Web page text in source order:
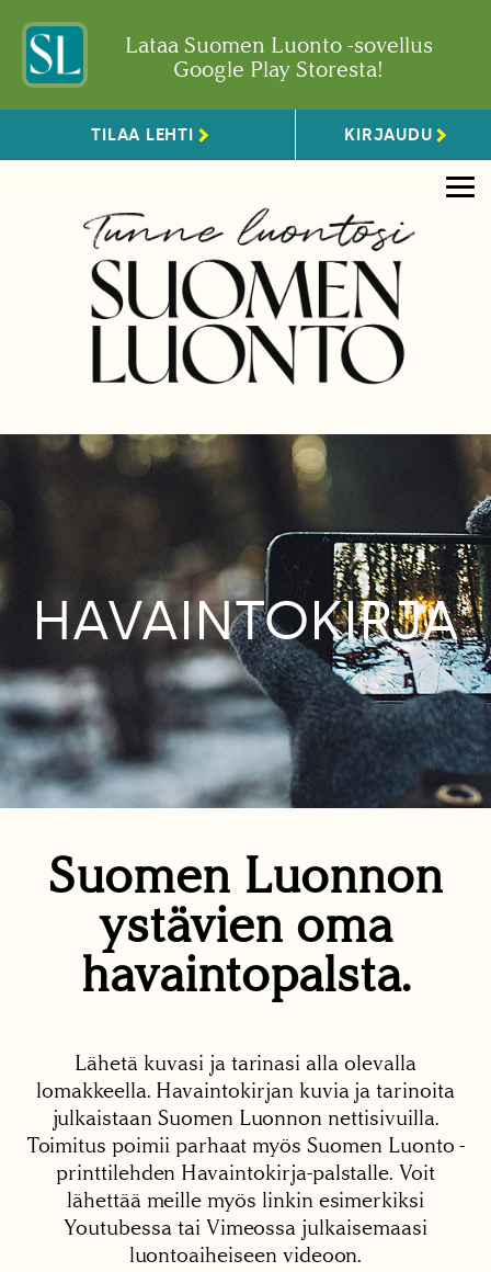
Lataa Suomen Luonto -sovellus
Google Play Storesta!
TILAA LEHTI KIRJAUDU
HAVAINTOKIRJA
Suomen Luonnon
ystävien oma
havaintopalsta.
Lähetä kuvasi ja tarinasi alla olevalla
lomakkeella. Havaintokirjan kuvia ja tarinoita
julkaistaan Suomen Luonnon nettisivuilla.
Toimitus poimii parhaat myös Suomen Luonto -
printtilehden Havaintokirja-palstalle. Voit
lähettää meille myös linkin esimerkiksi
Youtubessa tai Vimeossa julkaisemaasi
luontoaiheiseen videoon.